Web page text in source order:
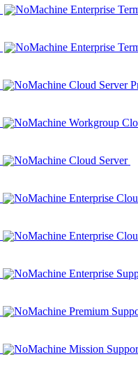
NoMachine Enterprise
NoMachine Enterprise
NoMachine Cloud Server
NoMachine Workgroup
NoMachine Cloud Server
NoMachine Enterprise
NoMachine Enterprise
NoMachine Enterprise
NoMachine Premium
NoMachine Mission